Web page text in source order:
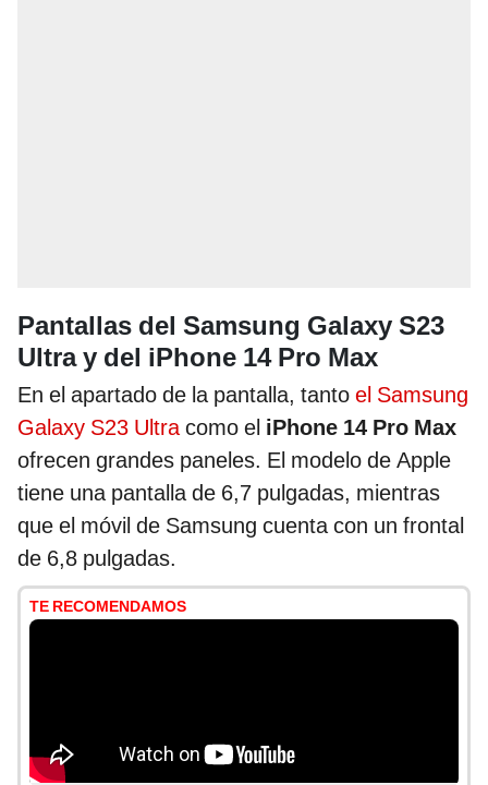
Pantallas del Samsung Galaxy S23
Ultra y del iPhone 14 Pro Max
En el apartado de la pantalla, tanto el Samsung
Galaxy S23 Ultracomo el iPhone 14 Pro Max
ofrecen grandes paneles. El modelo de Apple
tiene una pantalla de 6,7 pulgadas, mientras
que el móvil de Samsung cuenta con un frontal
de 6,8 pulgadas.
TE RECOMENDAMOS